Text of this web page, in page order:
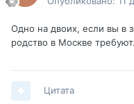
Одно на двоих, если вы в
родство в Москве требуют.
Цитата